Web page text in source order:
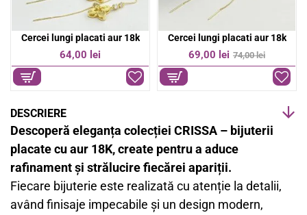
Cercei lungi placati aur 18K cu design multistrat si pietre stralucitoare
47,00 lei
Cercei lungi placati aur 18K cu pandantiv cruce si detalii elegante
49,00 lei
DESCRIERE
Descoperă eleganța colecției CRISSA – bijuterii
placate cu aur 18K, create pentru a aduce
rafinament și strălucire fiecărei apariții.
Fiecare bijuterie este realizată cu atenție la detalii,
având finisaje impecabile și un design modern,